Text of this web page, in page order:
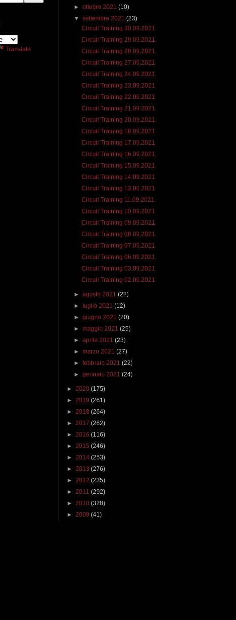
Translate
►ottobre 2021(10)
▼settembre 2021(23)
Circuit Training 30.09.2021
Circuit Training 29.09.2021
Circuit Training 28.09.2021
Circuit Training 27.09.2021
Circuit Training 24.09.2021
Circuit Training 23.09.2021
Circuit Training 22.09.2021
Circuit Training 21.09.2021
Circuit Training 20.09.2021
Circuit Training 18.09.2021
Circuit Training 17.09.2021
Circuit Training 16.09.2021
Circuit Training 15.09.2021
Circuit Training 14.09.2021
Circuit Training 13.09.2021
Circuit Training 11.09.2021
Circuit Training 10.09.2021
Circuit Training 09.09.2021
Circuit Training 08.09.2021
Circuit Training 07.09.2021
Circuit Training 06.09.2021
Circuit Training 03.09.2021
Circuit Training 02.09.2021
►agosto 2021(22)
►
luglio 2021(12)
►giugno 2021(20)
►maggio 2021(25)
►aprile 2021(23)
►marzo 2021(27)
►febbraio 2021(22)
►gennaio 2021(24)
► 2020 (175)
► 2019 (261)
► 2018 (264)
► 2017 (262)
► 2016 (116)
► 2015 (246)
► 2014 (253)
► 2013 (276)
► 2012 (235)
► 2011 (292)
► 2010 (328)
► 2009 (41)